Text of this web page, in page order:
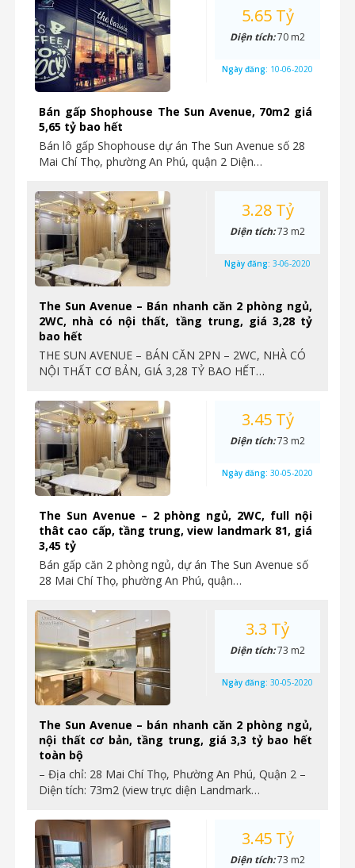
Bán gấp Shophouse The Sun Avenue, 70m2 giá
5,65 tỷ bao hết
Bán lô gấp Shophouse dự án The Sun Avenue số 28
Mai Chí Thọ, phường An Phú, quận 2 Diện…
5.65 Tỷ
Diện tích:70 m2
Ngày đăng: 10-06-2020
The Sun Avenue – Bán nhanh căn 2 phòng ngủ,
2WC, nhà có nội thất, tầng trung, giá 3,28 tỷ
bao hết
THE SUN AVENUE – BÁN CĂN 2PN – 2WC, NHÀ CÓ
NỘI THẤT CƠ BẢN, GIÁ 3,28 TỶ BAO HẾT…
3.28 Tỷ
Diện tích:73 m2
Ngày đăng: 3-06-2020
The Sun Avenue – 2 phòng ngủ, 2WC, full nội
thât cao cấp, tầng trung, view landmark 81, giá
3,45 tỷ
Bán gấp căn 2 phòng ngủ, dự án The Sun Avenue số
28 Mai Chí Thọ, phường An Phú, quận…
3.45 Tỷ
Diện tích:73 m2
Ngày đăng: 30-05-2020
The Sun Avenue – bán nhanh căn 2 phòng ngủ,
nội thất cơ bản, tầng trung, giá 3,3 tỷ bao hết
toàn bộ
– Địa chỉ: 28 Mai Chí Thọ, Phường An Phú, Quận 2 –
Diện tích: 73m2 (view trực diện Landmark…
3.3 Tỷ
Diện tích:73 m2
Ngày đăng: 30-05-2020
3.45 Tỷ
Diện tích:73 m2